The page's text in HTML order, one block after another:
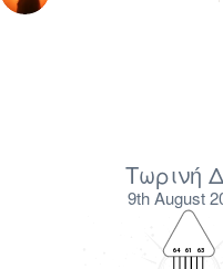
Τωρινή
9th August